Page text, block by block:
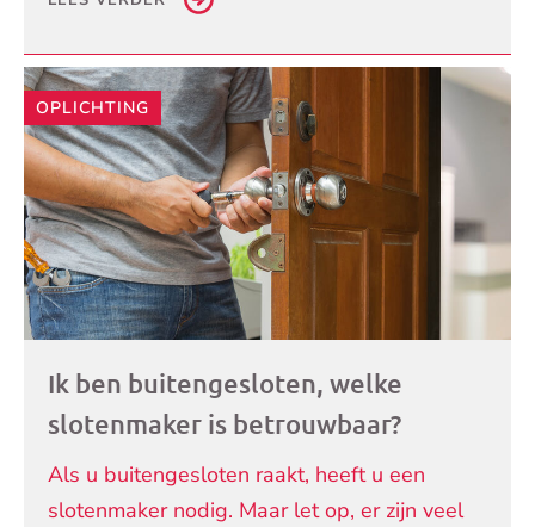
OPLICHTING
Ik ben buitengesloten, welke
slotenmaker is betrouwbaar?
Als u buitengesloten raakt, heeft u een
slotenmaker nodig. Maar let op, er zijn veel